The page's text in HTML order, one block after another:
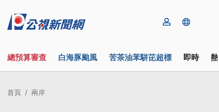
總預算審查 白海豚颱風 苦茶油苯駢芘超標 即時
首頁 兩岸